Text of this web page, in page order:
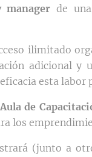
manager de
ilimitado
adicional y
esta labor
Aula de
los
(junto a